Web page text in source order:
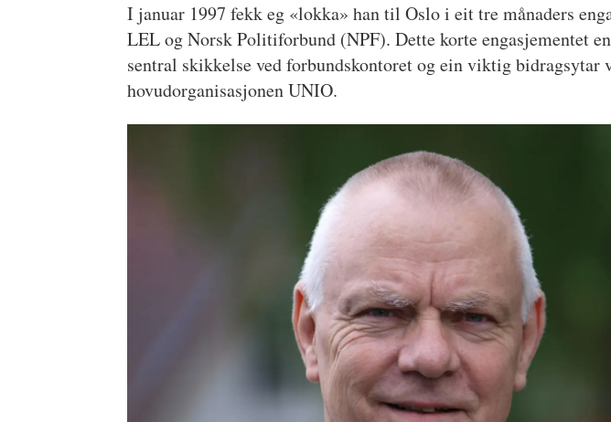
I januar 1997 fekk eg «lokka» han til Oslo i eit tre månaders
LEL og Norsk Politiforbund (NPF). Dette korte engasjementet
sentral skikkelse ved forbundskontoret og ein viktig
hovudorganisasjonen UNIO.